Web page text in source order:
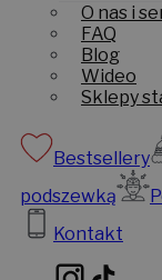
O nas i
FAQ
Blog
Wideo
Sklepy
Bestsellery
podszewką
Kontakt